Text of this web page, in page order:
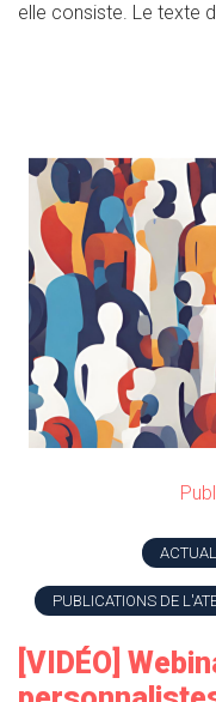
elle consiste. Le texte
PUBLICATIONS DE
[VIDÉO]